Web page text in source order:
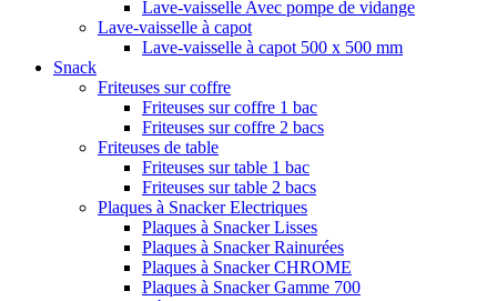
Lave-vaisselle Avec pompe de vidange
Lave-vaisselle à capot
Lave-vaisselle à capot 500 x 500 mm
Snack
Friteuses sur coffre
Friteuses sur coffre 1 bac
Friteuses sur coffre 2 bacs
Friteuses de table
Friteuses sur table 1 bac
Friteuses sur table 2 bacs
Plaques à Snacker Electriques
Plaques à Snacker Lisses
Plaques à Snacker Rainurées
Plaques à Snacker CHROME
Plaques à Snacker Gamme 700